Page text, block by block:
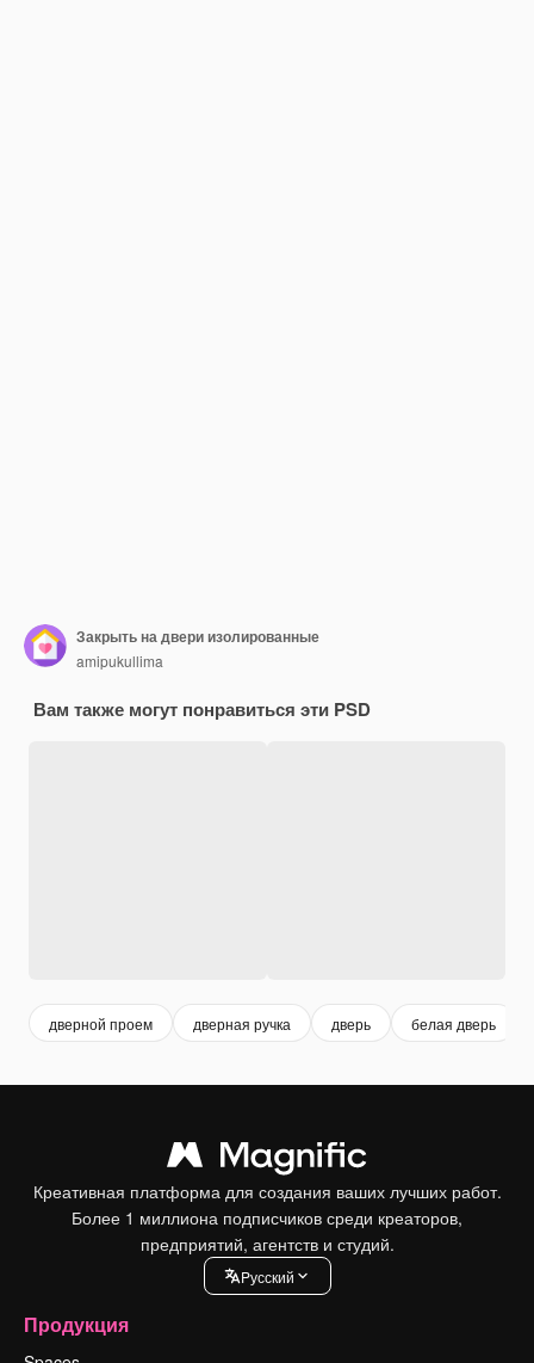
Закрыть на двери изолированные
amipukullima
Вам также могут понравиться эти PSD
дверной проем дверная ручка дверь белая дверь
Креативная платформа для создания ваших лучших работ.
Более 1 миллиона подписчиков среди креаторов,
предприятий, агентств и студий.
Pусский
Продукция